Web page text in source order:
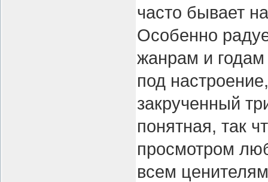
часто бывает
Особенно
жанрам и
под
закрученный
понятная, так
просмотром
всем